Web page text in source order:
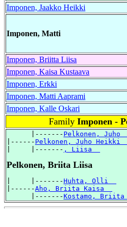
Imponen, Jaakko Heikki
Imponen, Matti
Imponen, Briitta Liisa
Imponen, Kaisa Kustaava
Imponen, Erkki
Imponen, Matti Aaprami
Imponen, Kalle Oskari
Family Imponen -
      |-------
Pelkonen, Juho
|------ Pelkonen, Juho Heikki
|     |------- , Liisa
Pelkonen, Briita Liisa
|     |-------Huhta, Olli
|------Aho, Briita Kaisa
      |-------
Kostamo,